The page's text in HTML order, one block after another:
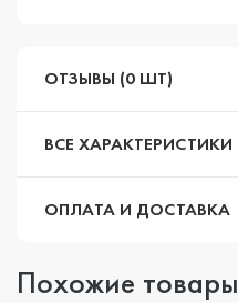
ОТЗЫВЫ (0 ШТ)
ВСЕ ХАРАКТЕРИСТИКИ
ОПЛАТА И ДОСТАВКА
Похожие товары